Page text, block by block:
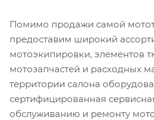
Помимо продажи самой
предоставим широкий
мотоэкипировки, элементов
мотозапчастей и расходных
территории салона
сертифицированная
обслуживанию и ремонту